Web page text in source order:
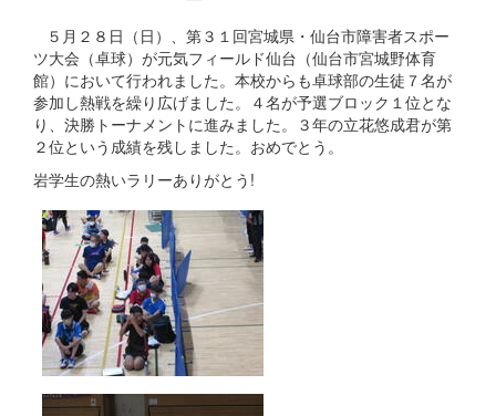
５月２８日（日）、第３１回宮城県・仙台市障害者スポー
ツ大会（卓球）が元気フィールド仙台（仙台市宮城野体育
館）において行われました。本校からも卓球部の生徒７名が
参加し熱戦を繰り広げました。４名が予選ブロック１位とな
り、決勝トーナメントに進みました。３年の立花悠成君が第
２位という成績を残しました。おめでとう。
岩学生の熱いラリーありがとう!